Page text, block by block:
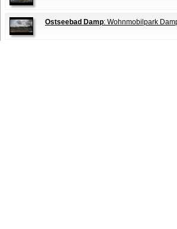
Ostseebad Damp: Wohnmobilpark